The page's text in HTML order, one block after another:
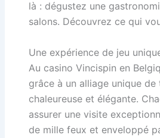
là : dégustez une
salons. Découvrez ce qui
Une expérience de jeu
Au casino Vincispin en
grâce à un alliage unique de
chaleureuse et élégante.
assurer une visite
de mille feux et enveloppé